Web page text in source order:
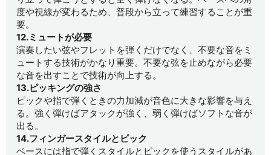
度や視線が変わるため、普段から立って練習することが重
要。
12.ミュートが必要
演奏したい弦やフレットを弾くだけでなく、不要な音をミ
ュートする技術がかなり重要。不要な弦を止めながら必要
な音を出すことで技術が向上する。
13.ピッキングの強さ
ピックや指で弾くときの力加減が音色に大きな影響を与え
る。強く弾けばアタックが強く、弱く弾けばソフトな音が
出る。
14.フィンガースタイルとピック
ベースには指で弾くスタイルとピックを使うスタイルがあ